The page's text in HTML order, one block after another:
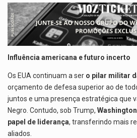
Influência americana e futuro incerto
Os EUA continuam a ser o pilar militar
orçamento de defesa superior ao de
juntos e uma presença estratégica que
Negro. Contudo, sob Trump,
papel de liderança, transferindo mais
aliados.